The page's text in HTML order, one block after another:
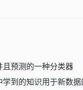
且预测的一种分类器
到的知识用于新数